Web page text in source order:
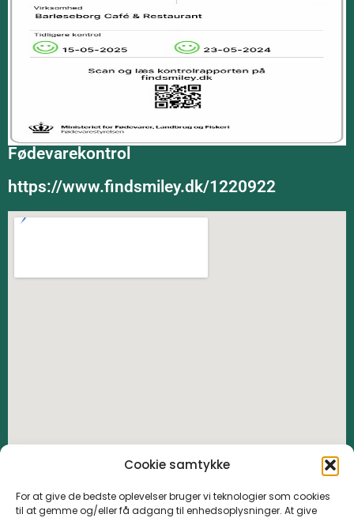
Cookie samtykke
For at give de bedste oplevelser bruger vi teknologier som cookies
til at gemme og/eller få adgang til enhedsoplysninger. At give
Fødevarekontrol
https://www.findsmiley.dk/1220922